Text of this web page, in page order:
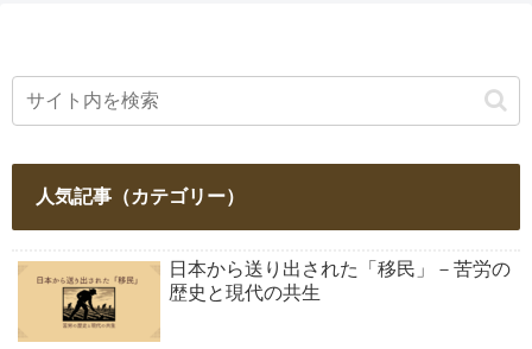
人気記事（カテゴリー）
日本から送り出された「移民」－苦労の
歴史と現代の共生